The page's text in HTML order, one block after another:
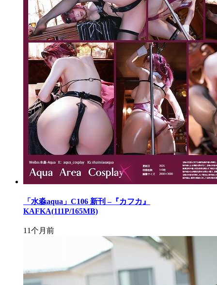
「水淼aqua」C106 新刊 –『カフカ』
KAFKA(111P/165MB)
11个月前